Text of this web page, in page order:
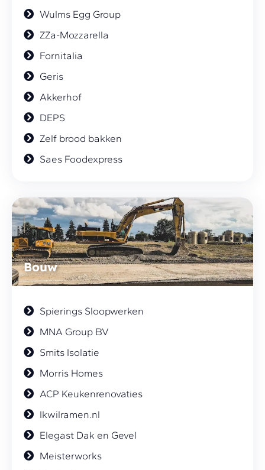
Wulms Egg Group
ZZa-Mozzarella
Fornitalia
Geris
Akkerhof
DEPS
Zelf brood bakken
Saes Foodexpress
Bouw
Spierings Sloopwerken
MNA Group BV
Smits Isolatie
Morris Homes
ACP Keukenrenovaties
Ikwilramen.nl
Elegast Dak en Gevel
Meisterworks